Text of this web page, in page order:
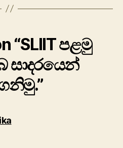
“SLIIT පළමු
සාදරයෙන්
says: